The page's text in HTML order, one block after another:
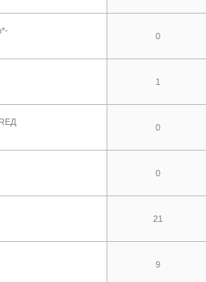
0
1
0
0
21
9